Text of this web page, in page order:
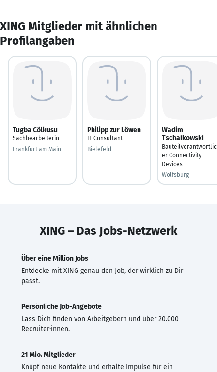
XING Mitglieder mit ähnlichen
Profilangaben
Tugba Cölkusu
Sachbearbeiterin
Frankfurt am Main
Philipp zur Löwen
IT Consultant
Bielefeld
Wadim
Tschaikowski
er Connectivity
Devices
Wolfsburg
XING – Das Jobs-Netzwerk
Über eine Million Jobs
Entdecke mit XING genau den Job, der wirklich zu Dir
passt.
Persönliche Job-Angebote
Lass Dich finden von Arbeitgebern und über 20.000
Recruiter·innen.
21 Mio. Mitglieder
Knüpf neue Kontakte und erhalte Impulse für ein